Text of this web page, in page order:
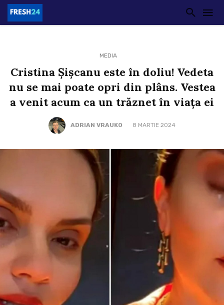
MEDIA
Cristina Șișcanu este în doliu! Vedeta
nu se mai poate opri din plâns. Vestea
a venit acum ca un trăznet în viața ei
ADRIAN VRAUKO 8 MARTIE 2024